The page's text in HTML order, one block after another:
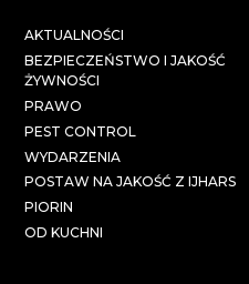
AKTUALNOŚCI
BEZPIECZEŃSTWO I JAKOŚĆ
ŻYWNOŚCI
PRAWO
PEST CONTROL
WYDARZENIA
POSTAW NA JAKOŚĆ Z IJHARS
PIORIN
OD KUCHNI